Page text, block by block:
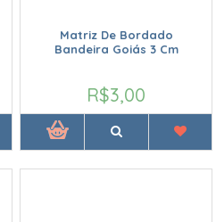
Matriz De Bordado
Bandeira Goiás 3 Cm
R$3,00